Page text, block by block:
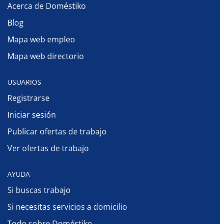
Acerca de Doméstiko
Blog
Mapa web empleo
Mapa web directorio
USUARIOS
Registrarse
Iniciar sesión
Publicar ofertas de trabajo
Ver ofertas de trabajo
AYUDA
Si buscas trabajo
Si necesitas servicios a domicilio